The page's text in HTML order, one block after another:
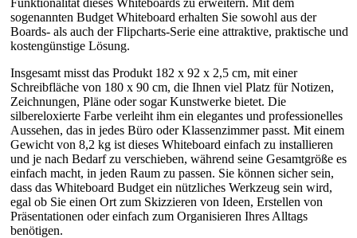
sogenannten Budget Whiteboard erhalten Sie sowohl aus der
Boards- als auch der Flipcharts-Serie eine attraktive, praktische und
kostengünstige Lösung.
Insgesamt misst das Produkt 182 x 92 x 2,5 cm, mit einer
Schreibfläche von 180 x 90 cm, die Ihnen viel Platz für Notizen,
Zeichnungen, Pläne oder sogar Kunstwerke bietet. Die
silbereloxierte Farbe verleiht ihm ein elegantes und professionelles
Aussehen, das in jedes Büro oder Klassenzimmer passt. Mit einem
Gewicht von 8,2 kg ist dieses Whiteboard einfach zu installieren
und je nach Bedarf zu verschieben, während seine Gesamtgröße es
einfach macht, in jeden Raum zu passen. Sie können sicher sein,
dass das Whiteboard Budget ein nützliches Werkzeug sein wird,
egal ob Sie einen Ort zum Skizzieren von Ideen, Erstellen von
Präsentationen oder einfach zum Organisieren Ihres Alltags
benötigen.